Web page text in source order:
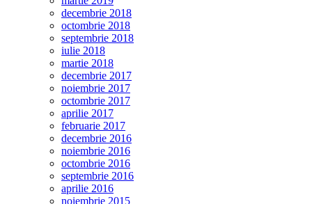
decembrie 2018
octombrie 2018
septembrie 2018
iulie 2018
martie 2018
decembrie 2017
noiembrie 2017
octombrie 2017
aprilie 2017
februarie 2017
decembrie 2016
noiembrie 2016
octombrie 2016
septembrie 2016
aprilie 2016
noiembrie 2015